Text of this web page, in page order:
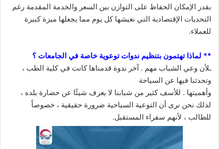
بقدر الإمكان الحفاظ على التوازن بين السعر والخدمة المقدمة رغم
التحديات الإقتصادية التي نعيشها كل يوم مما يجعلها ميزة كبيرة
للعملاء.
** لماذا تهتمون بتنظيم ندوات توعوية خاصة في الجامعات ؟
ـلأن وعي الشباب مهم . آخر ندوة قدمناها كانت في كلية الطب ،
وتحدثنا فيها عن السياحة
وأهميتها . للأسف كثير من شبابنا لا يعرف شيئًا عن حضارة بلده ،
لذلك نحن نرى أن التوعية السياحية ضرورة حقيقية ، خصوصاً
للطالب ، لأنهم سفراء المستقبل.